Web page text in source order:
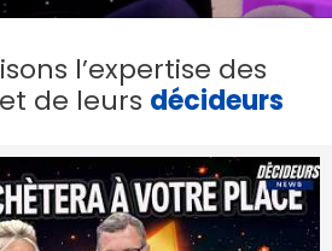
l’expertise des
de leurs décideurs